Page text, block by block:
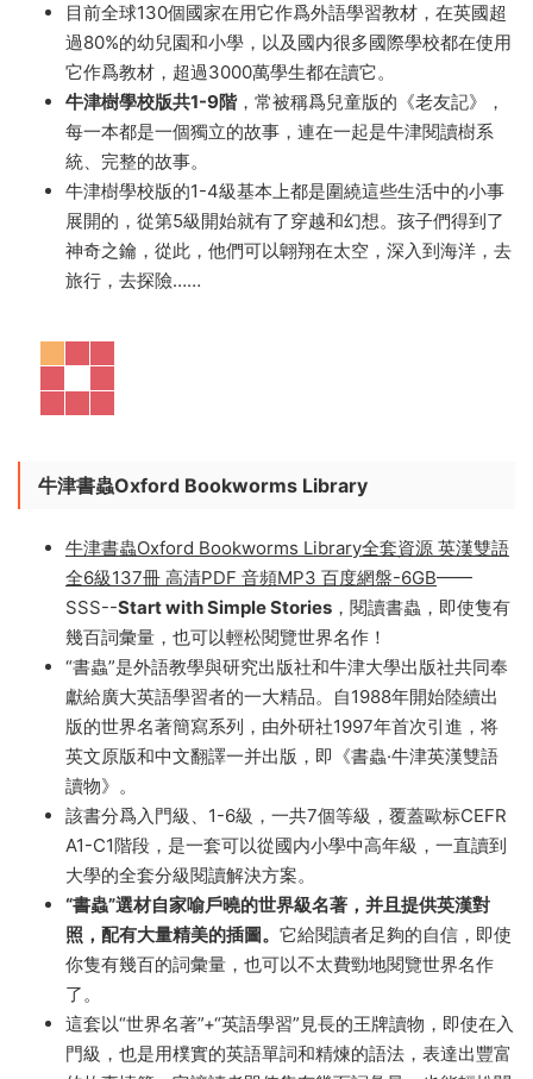
英國牛津樹全集 Oxford Reading Tree有聲分級繪本全套
261本 内嵌音頻可點讀PDF【點讀PDF-2.34GB】——
Kipper一家的故事絕對不枯燥，從日常生活到魔法冒險，
總有能吸引娃注意力的一本，而一旦愛上，就像追起了一
部連續劇，令人欲罷不能！
目前全球130個國家在用它作爲外語學習教材，在英國超
過80%的幼兒園和小學，以及國内很多國際學校都在使用
它作爲教材，超過3000萬學生都在讀它。
牛津樹學校版共1-9階，常被稱爲兒童版的《老友記》，
每一本都是一個獨立的故事，連在一起是牛津閱讀樹系
牛津樹學校版的1-4級基本上都是圍繞這些生活中的小事
展開的，從第5級開始就有了穿越和幻想。孩子們得到了
牛津書蟲Oxford Bookworms Library
牛津書蟲Oxford Bookworms Library全套資源 英漢雙語
全6級137冊 高清PDF 音頻MP3 百度網盤-6GB——
SSS--Start with Simple Stories ，閱讀書蟲，即使隻有
幾百詞彙量，也可以輕松閱覽世界名作！
“書蟲”是外語教學與研究出版社和牛津大學出版社共同奉
獻給廣大英語學習者的一大精品。自1988年開始陸續出
版的世界名著簡寫系列，由外研社1997年首次引進，将
英文原版和中文翻譯一并出版，即《書蟲·牛津英漢雙語
讀物》。
該書分爲入門級、1-6級，一共7個等級，覆蓋歐标CEFR
A1-C1階段，是一套可以從國内小學中高年級，一直讀到
大學的全套分級閱讀解決方案。
“書蟲”選材自家喻戶曉的世界級名著，并且提供英漢對